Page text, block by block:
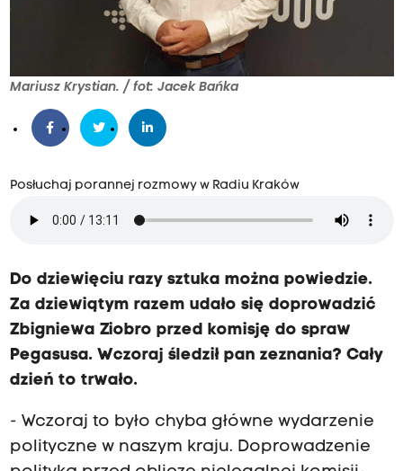
Mariusz Krystian. / fot: Jacek Bańka
Posłuchaj porannej rozmowy w Radiu Kraków
Do dziewięciu razy sztuka można powiedzie.
Za dziewiątym razem udało się doprowadzić
Zbigniewa Ziobro przed komisję do spraw
Pegasusa. Wczoraj śledził pan zeznania? Cały
dzień to trwało.
- Wczoraj to było chyba główne wydarzenie
polityczne w naszym kraju. Doprowadzenie